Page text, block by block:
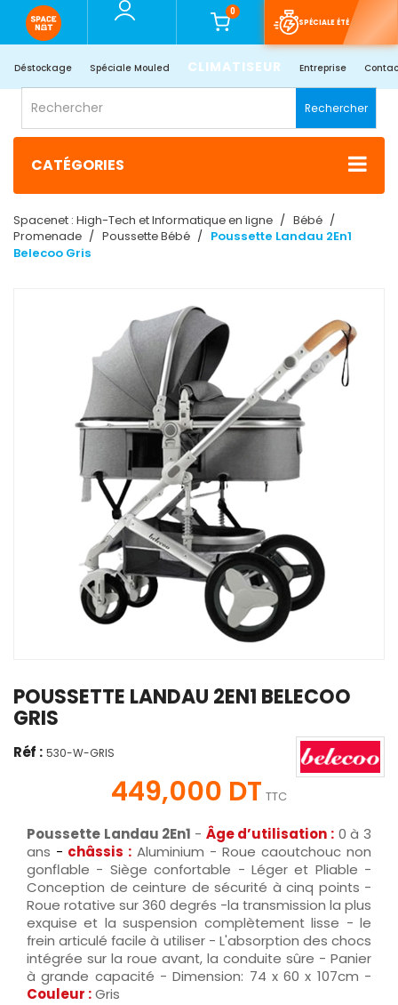
0
SPÉCIALE ÉTÉ
Déstockage Spéciale Mouled CLIMATISEUR Entreprise
Rechercher
CATÉGORIES
Spacenet : High-Tech et Informatique en ligne
Bébé
Promenade
Poussette Bébé
Poussette Landau 2En1
Belecoo Gris
POUSSETTE LANDAU 2EN1 BELECOO
GRIS
Réf : 530-W-GRIS
449,000 DT TTC
Poussette Landau 2En1 - Âge d’utilisation : 0 à 3
ans - châssis : Aluminium - Roue caoutchouc non
gonflable - Siège confortable - Léger et Pliable -
Conception de ceinture de sécurité à cinq points -
Roue rotative sur 360 degrés -la transmission la plus
exquise et la suspension complètement lisse - le
frein articulé facile à utiliser - L'absorption des chocs
intégrée sur la roue avant, la conduite sûre - Panier
à grande capacité - Dimension: 74 x 60 x 107cm -
Couleur :Gris